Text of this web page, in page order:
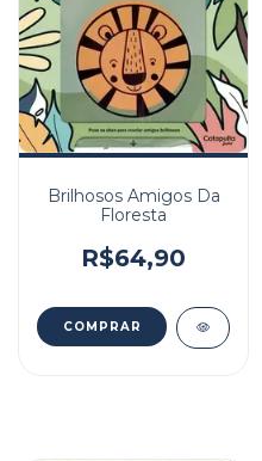
Brilhosos Amigos Da
Floresta
R$64,90